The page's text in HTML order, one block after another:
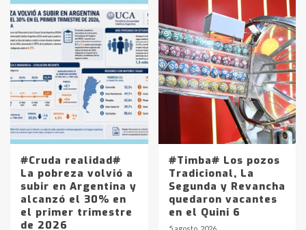
#Cruda realidad#
La pobreza volvió a
subir en Argentina y
alcanzó el 30% en
el primer trimestre
de 2026
#Timba# Los pozos
Tradicional, La
Segunda y Revancha
quedaron vacantes
en el Quini 6
5 agosto, 2026